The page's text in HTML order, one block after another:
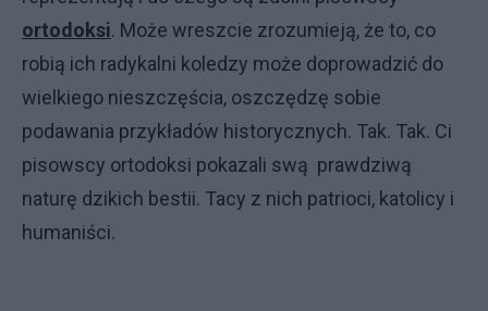
ortodoksi. Może wreszcie zrozumieją, że to, co
robią ich radykalni koledzy może doprowadzić do
wielkiego nieszczęścia, oszczędzę sobie
podawania przykładów historycznych. Tak. Tak. Ci
pisowscy ortodoksi pokazali swą prawdziwą
naturę dzikich bestii. Tacy z nich patrioci, katolicy i
humaniści.